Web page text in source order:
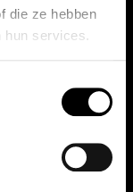
die ze hebben
hun services.